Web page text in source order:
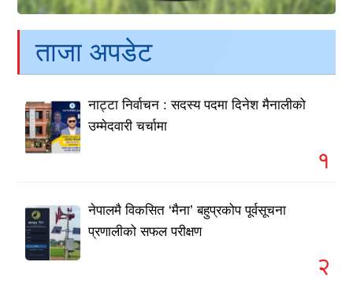
ताजा अपडेट
नाट्टा निर्वाचन : सदस्य पदमा दिनेश मैनालीको
उम्मेदवारी चर्चामा
१
नेपालमै विकसित ‘मैना’ बहुप्रकोप पूर्वसूचना
प्रणालीको सफल परीक्षण
२